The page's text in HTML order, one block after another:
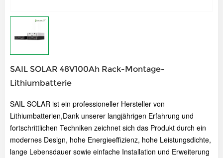
SAIL SOLAR 48V100Ah Rack-Montage-
Lithiumbatterie
SAIL SOLAR ist ein professioneller Hersteller von
Lithiumbatterien,Dank unserer langjährigen Erfahrung und
fortschrittlichen Techniken zeichnet sich das Produkt durch ein
modernes Design, hohe Energieeffizienz, hohe Leistungsdichte,
lange Lebensdauer sowie einfache Installation und Erweiterung